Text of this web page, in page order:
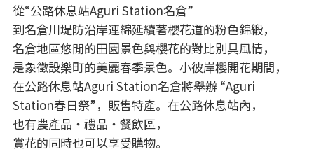
從“公路休息站Aguri Station名倉”
到名倉川堤防沿岸連綿延續著櫻花道的粉色錦緞，
名倉地區悠閒的田園景色與櫻花的對比別具風情，
是象徵設樂町的美麗春季景色。小彼岸櫻開花期間，
在公路休息站Aguri Station名倉將舉辦 “Aguri
Station春日祭”，販售特產。在公路休息站內，
也有農產品・禮品・餐飲區，
賞花的同時也可以享受購物。